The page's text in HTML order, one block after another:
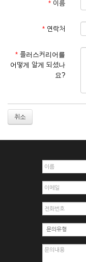
① 서비스 이용계약
를 심사, 승낙함으로
차를 밟을 수 있습니다.
② 회원가입시 입력
의 ID가 발급됩니다.
거절하거나 취소할
2. 개인정보를 허위
3. 경쟁 관게에 있는
4. 타인의 서비스 이
6. 이용자가 영업활
7. 회사의 정보를 사
8. 기타 회사가 정한
제5조 (서비스의 이
* 이름
* 연락처
* 플러스커리어를
어떻게 알게 되셨나
요?
취소